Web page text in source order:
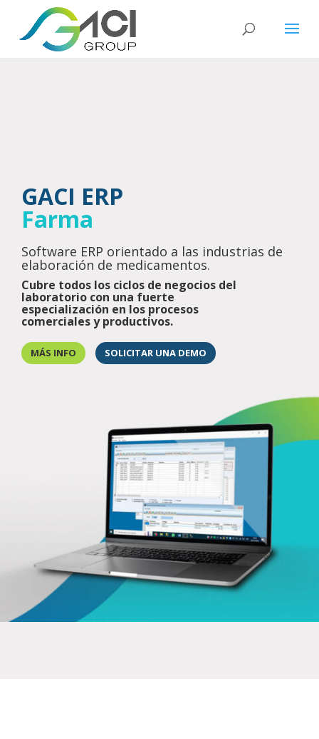
GACI ERP
Farma
Software ERP orientado a las industrias de
elaboración de medicamentos.
Cubre todos los ciclos de negocios del
laboratorio con una fuerte
especialización en los procesos
comerciales y productivos.
MÁS INFO SOLICITAR UNA DEMO